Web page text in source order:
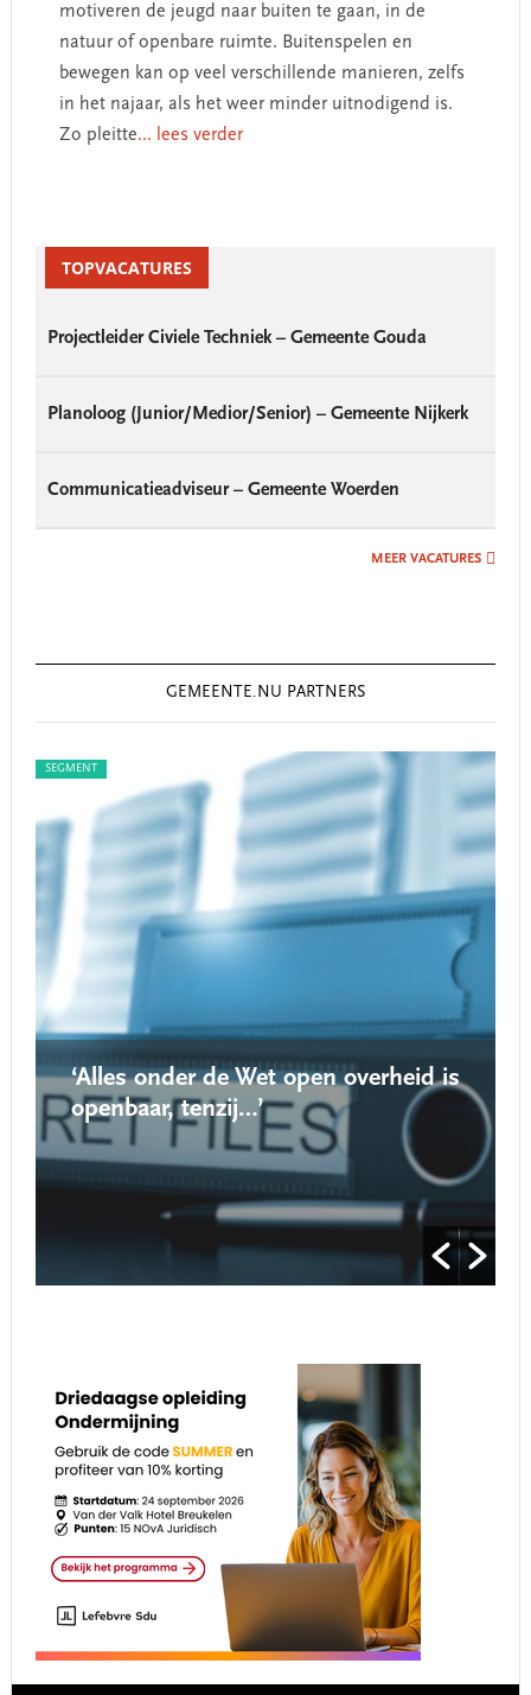
motiveren de jeugd naar buiten te gaan, in de
natuur of openbare ruimte. Buitenspelen en
bewegen kan op veel verschillende manieren, zelfs
in het najaar, als het weer minder uitnodigend is.
Zo pleitte... lees verder
SidebarTOPVACATURES
Projectleider Civiele Techniek – Gemeente Gouda
Planoloog (Junior/Medior/Senior) – Gemeente Nijkerk
Communicatieadviseur – Gemeente Woerden
MEER VACATURES
GEMEENTE.NU PARTNERS
SEGMENT
‘Alles onder de Wet open overheid is
openbaar, tenzij…’